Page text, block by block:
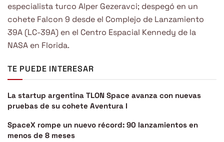
especialista turco Alper Gezeravci; despegó en un
cohete Falcon 9 desde el Complejo de Lanzamiento
39A (LC-39A) en el Centro Espacial Kennedy de la
NASA en Florida.
TE PUEDE INTERESAR
La startup argentina TLON Space avanza con nuevas
pruebas de su cohete Aventura I
SpaceX rompe un nuevo récord: 90 lanzamientos en
menos de 8 meses